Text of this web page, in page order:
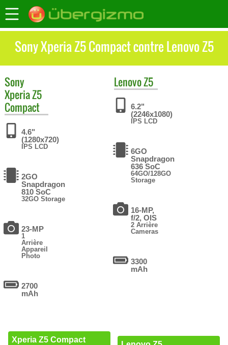
Sony Xperia Z5 Compact contre Lenovo Z5
Sony
Xperia Z5
Compact
4.6"
(1280x720)
IPS LCD
2GO
Snapdragon
810 SoC
32GO Storage
23-MP
1
Arrière
Appareil
Photo
2700
mAh
Xperia Z5 Compact
LenovoZ5
6.2"
(2246x1080)
IPS LCD
6GO
Snapdragon
636 SoC
64GO/128GO
Storage
16-MP,
f/2, OIS
2 Arrière
Cameras
3300
mAh